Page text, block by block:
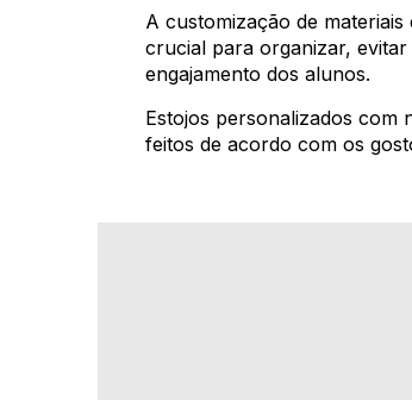
A customização de
crucial para organizar,
engajamento dos alunos.
Estojos personalizados com
feitos de acordo com os